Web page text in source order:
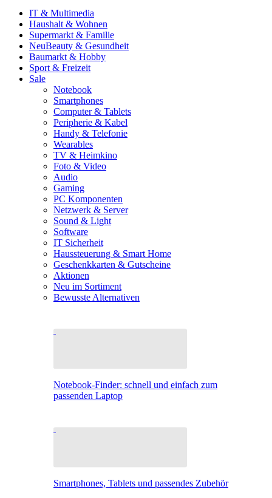
IT & Multimedia
Haushalt & Wohnen
Supermarkt & Familie
NeuBeauty & Gesundheit
Baumarkt & Hobby
Sport & Freizeit
Sale
Notebook
Smartphones
Computer & Tablets
Peripherie & Kabel
Handy & Telefonie
Wearables
TV & Heimkino
Foto & Video
Audio
Gaming
PC Komponenten
Netzwerk & Server
Sound & Light
Software
IT Sicherheit
Haussteuerung & Smart Home
Geschenkkarten & Gutscheine
Aktionen
Neu im Sortiment
Bewusste Alternativen
Notebook-Finder: schnell und einfach zum
passenden Laptop
Smartphones, Tablets und passendes Zubehör